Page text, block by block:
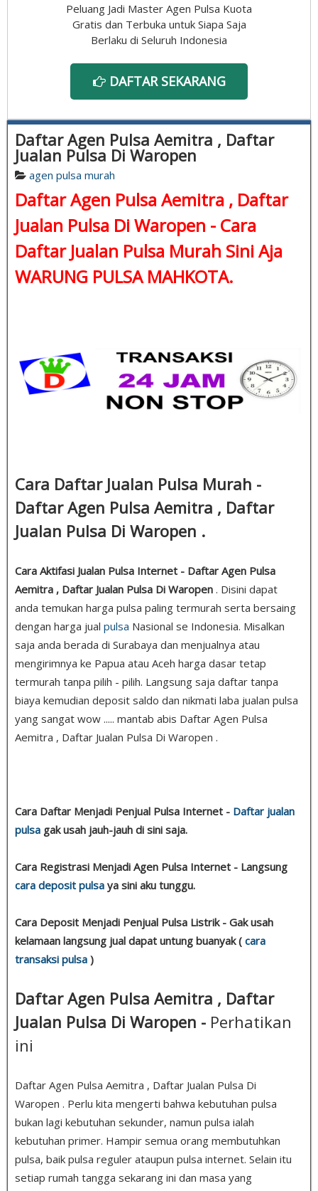
Peluang Jadi Master Agen Pulsa Kuota
Gratis dan Terbuka untuk Siapa Saja
Berlaku di Seluruh Indonesia
DAFTAR SEKARANG
Daftar Agen Pulsa Aemitra , Daftar
Jualan Pulsa Di Waropen
agen pulsa murah
Daftar Agen Pulsa Aemitra , Daftar
Jualan Pulsa Di Waropen - Cara
Daftar Jualan Pulsa Murah Sini Aja
WARUNG PULSA MAHKOTA.
Cara Daftar Jualan Pulsa Murah -
Daftar Agen Pulsa Aemitra , Daftar
Jualan Pulsa Di Waropen .
Cara Aktifasi Jualan Pulsa Internet - Daftar Agen Pulsa
Aemitra , Daftar Jualan Pulsa Di Waropen . Disini dapat
anda temukan harga pulsa paling termurah serta bersaing
dengan harga jual pulsa Nasional se Indonesia. Misalkan
saja anda berada di Surabaya dan menjualnya atau
mengirimnya ke Papua atau Aceh harga dasar tetap
termurah tanpa pilih - pilih. Langsung saja daftar tanpa
biaya kemudian deposit saldo dan nikmati laba jualan pulsa
yang sangat wow ..... mantab abis Daftar Agen Pulsa
Aemitra , Daftar Jualan Pulsa Di Waropen .
Cara Daftar Menjadi Penjual Pulsa Internet - Daftar jualan
pulsa gak usah jauh-jauh di sini saja.
Cara Registrasi Menjadi Agen Pulsa Internet - Langsung
cara deposit pulsa ya sini aku tunggu.
Cara Deposit Menjadi Penjual Pulsa Listrik - Gak usah
kelamaan langsung jual dapat untung buanyak ( cara
transaksi pulsa )
Daftar Agen Pulsa Aemitra , Daftar
Jualan Pulsa Di Waropen - Perhatikan
ini
Daftar Agen Pulsa Aemitra , Daftar Jualan Pulsa Di
Waropen . Perlu kita mengerti bahwa kebutuhan pulsa
bukan lagi kebutuhan sekunder, namun pulsa ialah
kebutuhan primer. Hampir semua orang membutuhkan
pulsa, baik pulsa reguler ataupun pulsa internet. Selain itu
setiap rumah tangga sekarang ini dan masa yang